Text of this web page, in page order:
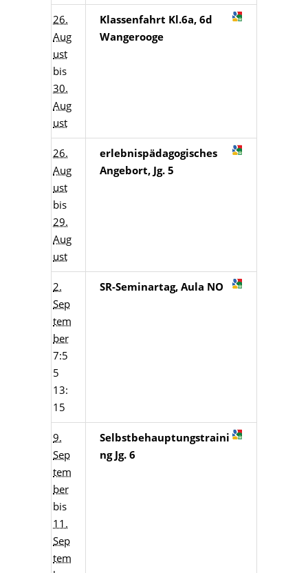
26.
Aug
ust
bis
30.
Aug
ust
Klassenfahrt Kl.6a, 6d
Wangerooge
26.
Aug
ust
bis
29.
Aug
ust
erlebnispädagogisches
Angebort, Jg. 5
2.
Sep
tem
ber
7:5
5
13:
15
SR-Seminartag, Aula NO
9.
Sep
tem
ber
bis
11.
Sep
tem
Selbstbehauptungstraini
ng Jg. 6